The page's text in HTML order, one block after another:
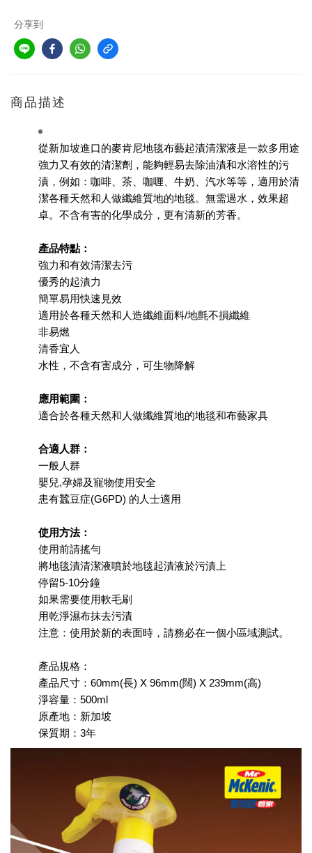
分享到
商品描述
從新加坡進口的麥肯尼地毯布藝起漬清潔液是一款多用途
強力又有效的清潔劑，能夠輕易去除油漬和水溶性的污
漬，例如：咖啡、茶、咖喱、牛奶、汽水等等，適用於清
潔各種天然和人做纖維質地的地毯。無需過水，效果超
卓。不含有害的化學成分，更有清新的芳香。
產品特點：
強力和有效清潔去污
優秀的起漬力
簡單易用快速見效
適用於各種天然和人造纖維面料/地氈不損纖維
非易燃
清香宜人
水性，不含有害成分，可生物降解
應用範圍：
適合於各種天然和人做纖維質地的地毯和布藝家具
合適人群：
一般人群
嬰兒,孕婦及寵物使用安全
患有蠶豆症(G6PD) 的人士適用
使用方法：
使用前請搖勻
將地毯漬清潔液噴於地毯起漬液於污漬上
停留5-10分鐘
如果需要使用軟毛刷
用乾淨濕布抹去污漬
注意：使用於新的表面時，請務必在一個小區域測試。
產品規格：
產品尺寸：60mm(長) X 96mm(闊) X 239mm(高)
淨容量：500ml
原產地：新加坡
保質期：3年